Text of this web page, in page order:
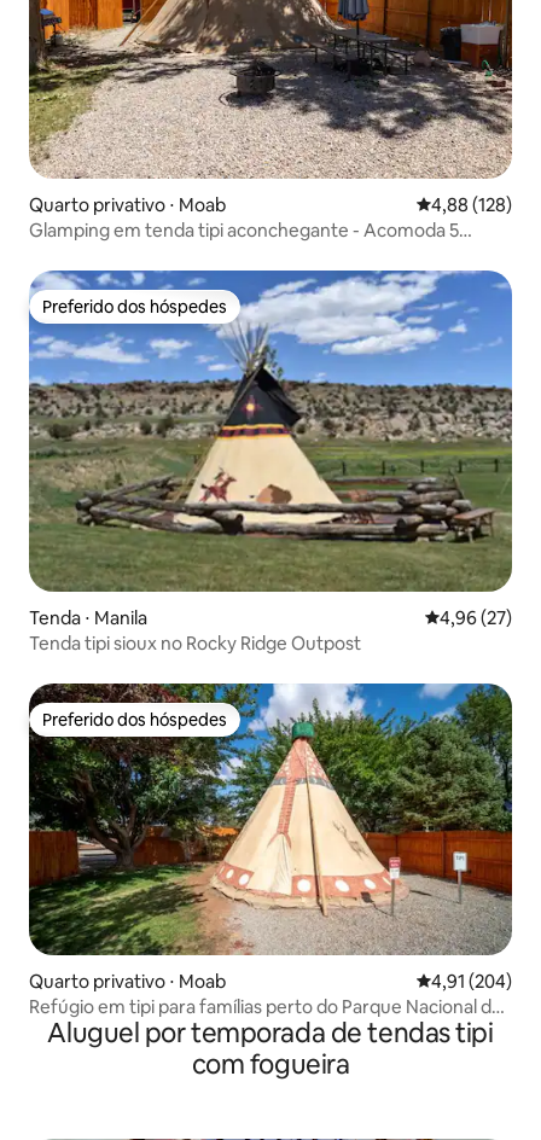
Quarto privativo ⋅ Moab 4,88 de uma
4,88 (128)
Glamping em tenda tipi aconchegante - Acomoda 5
Preferido dos hóspedes
Preferido dos hóspedes
Tenda ⋅ Manila 4,96 de uma
4,96 (27)
Tenda tipi sioux no Rocky Ridge Outpost
Preferido dos hóspedes
Preferido dos hóspedes
Quarto privativo ⋅ Moab 4,91 de uma
4,91 (204)
Refúgio em tipi para famílias perto do Parque Nacional de
Arches
Aluguel por temporada de tendas tipi
com fogueira